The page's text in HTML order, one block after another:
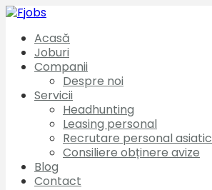
Acasă
Joburi
Companii
Despre noi
Servicii
Headhunting
Leasing personal
Recrutare personal asiatic
Consiliere obținere avize
Blog
Contact